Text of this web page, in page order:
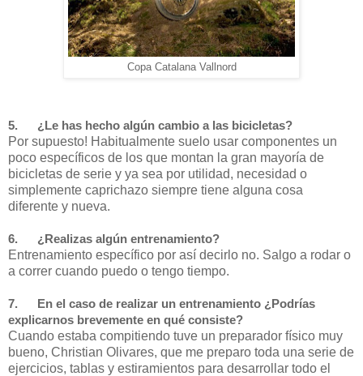
Copa Catalana Vallnord
5. ¿Le has hecho algún cambio a las bicicletas?
Por supuesto! Habitualmente suelo usar componentes un
poco específicos de los que montan la gran mayoría de
bicicletas de serie y ya sea por utilidad, necesidad o
simplemente caprichazo siempre tiene alguna cosa
diferente y nueva.
6. ¿Realizas algún entrenamiento?
Entrenamiento específico por así decirlo no. Salgo a rodar o
a correr cuando puedo o tengo tiempo.
7. En el caso de realizar un entrenamiento ¿Podrías
explicarnos brevemente en qué consiste?
Cuando estaba compitiendo tuve un preparador físico muy
bueno, Christian Olivares, que me preparo toda una serie de
ejercicios, tablas y estiramientos para desarrollar todo el